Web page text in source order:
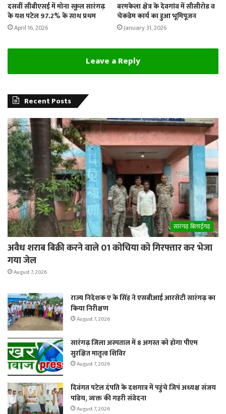
दसवीं सीबीएसई में मोना स्कूल सारंगढ़
के यश पटेल 97.2% के साथ प्रथम
April 16, 2026
बरमकेला क्षेत्र के देवगांव में सीसीरोड व
चेकडेम कार्य का हुआ भूमिपूजन
January 31, 2026
Leave a Reply
Recent Posts
सारंगढ़ बिलाईगढ़
अवैध शराब बिक्री करने वाले 01 कोचिया को गिरफ्तार कर भेजा
गया जेल
August 7, 2026
राज्य निदेशक ए के सिंह ने एसबीआई आरसेटी सारंगढ़ का
किया निरीक्षण
August 7, 2026
सारंगढ़ जिला अस्पताल में 8 अगस्त को होगा पीएम
सुरक्षित मातृत्व शिविर
August 7, 2026
दिवंगत पटेल दंपति के दशगात्र में पहुंचे जिपं अध्यक्ष संजय
पांडेय, व्यक्त की गहरी संवेदना
August 7, 2026